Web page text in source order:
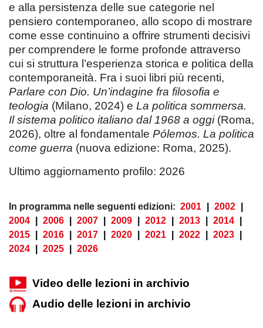
e alla persistenza delle sue categorie nel
pensiero contemporaneo, allo scopo di mostrare
come esse continuino a offrire strumenti decisivi
per comprendere le forme profonde attraverso
cui si struttura l’esperienza storica e politica della
contemporaneità. Fra i suoi libri più recenti,
Parlare con Dio. Un’indagine fra filosofia e
teologia (Milano, 2024) e La politica sommersa.
Il sistema politico italiano dal 1968 a oggi (Roma,
2026), oltre al fondamentale Pólemos. La politica
come guerra (nuova edizione: Roma, 2025).
Ultimo aggiornamento profilo: 2026
In programma nelle seguenti edizioni: 2001 2002
2004
2006 2007 2009 2012 2013 2014
2015
2016 2017 2020 2021 2022 2023
2024
2025 2026
Video delle lezioni in archivio
Audio delle lezioni in archivio